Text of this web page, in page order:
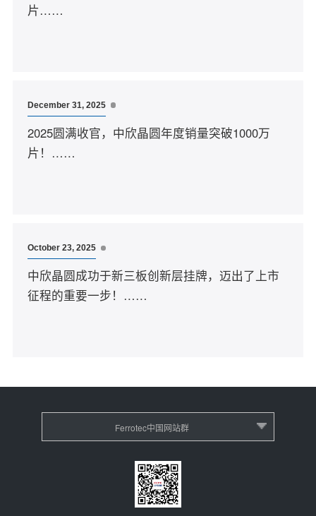
片……
December 31, 2025
2025圆满收官，中欣晶圆年度销量突破1000万
片！……
October 23, 2025
中欣晶圆成功于新三板创新层挂牌，迈出了上市
征程的重要一步！……
Ferrotec中国网站群